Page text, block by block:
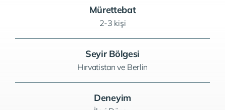
Mürettebat
2-3 kişi
Seyir Bölgesi
Hırvatistan ve Berlin
Deneyim